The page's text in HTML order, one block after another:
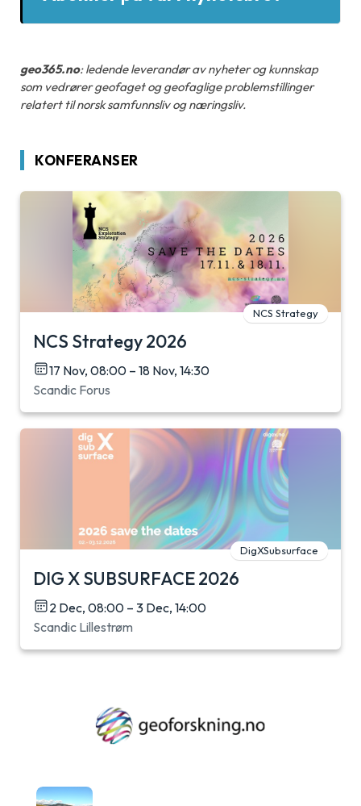
geo365.no: ledende leverandør av nyheter og kunnskap
som vedrører geofaget og geofaglige problemstillinger
relatert til norsk samfunnsliv og næringsliv.
KONFERANSER
NCS Strategy
NCS Strategy 2026
17 Nov, 08:00 – 18 Nov, 14:30
Scandic Forus
DigXSubsurface
DIG X SUBSURFACE 2026
2 Dec, 08:00 – 3 Dec, 14:00
Scandic Lillestrøm